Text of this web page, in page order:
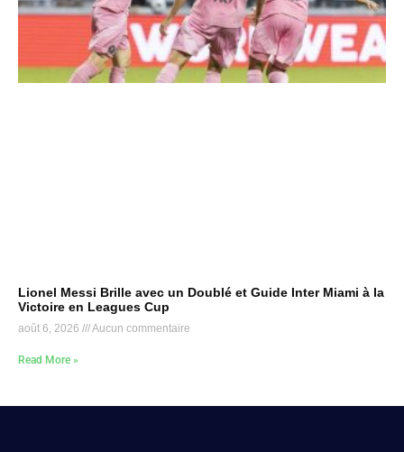
Lionel Messi Brille avec un Doublé et Guide Inter Miami à la
Victoire en Leagues Cup
août 6, 2026 Aucun commentaire
Read More »